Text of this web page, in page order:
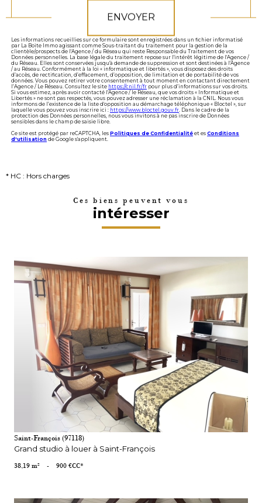
ENVOYER
Les informations recueillies sur ce formulaire sont enregistrées dans un fichier informatisé
par La Boite Immo agissant comme Sous-traitant du traitement pour la gestion de la
clientèle/prospects de l'Agence / du Réseau qui reste Responsable du Traitement de vos
Données personnelles. La base légale du traitement repose sur l'intérêt légitime de l'Agence /
du Réseau. Elles sont conservées jusqu'à demande de suppression et sont destinées à l'Agence
/ au Réseau. Conformément à la loi « informatique et libertés », vous disposez des droits
d’accès, de rectification, d’effacement, d’opposition, de limitation et de portabilité de vos
données. Vous pouvez retirer votre consentement à tout moment en contactant directement
l’Agence / Le Réseau. Consultez le site https://cnil.fr/fr pour plus d’informations sur vos droits.
Si vous estimez, après avoir contacté l'Agence / le Réseau, que vos droits « Informatique et
Libertés » ne sont pas respectés, vous pouvez adresser une réclamation à la CNIL. Nous vous
informons de l’existence de la liste d'opposition au démarchage téléphonique « Bloctel », sur
laquelle vous pouvez vous inscrire ici : https://www.bloctel.gouv.fr. Dans le cadre de la
protection des Données personnelles, nous vous invitons à ne pas inscrire de Données
sensibles dans le champ de saisie libre.
Ce site est protégé par reCAPTCHA, les Politiques de Confidentialité et es Conditions
d'utilisation de Google s'appliquent.
* HC : Hors charges
Ces biens peuvent vous
intéresser
VOIR LE BIEN
Saint-François (97118)
Grand studio à louer à Saint-François
38,19 m² - 900 €CC*